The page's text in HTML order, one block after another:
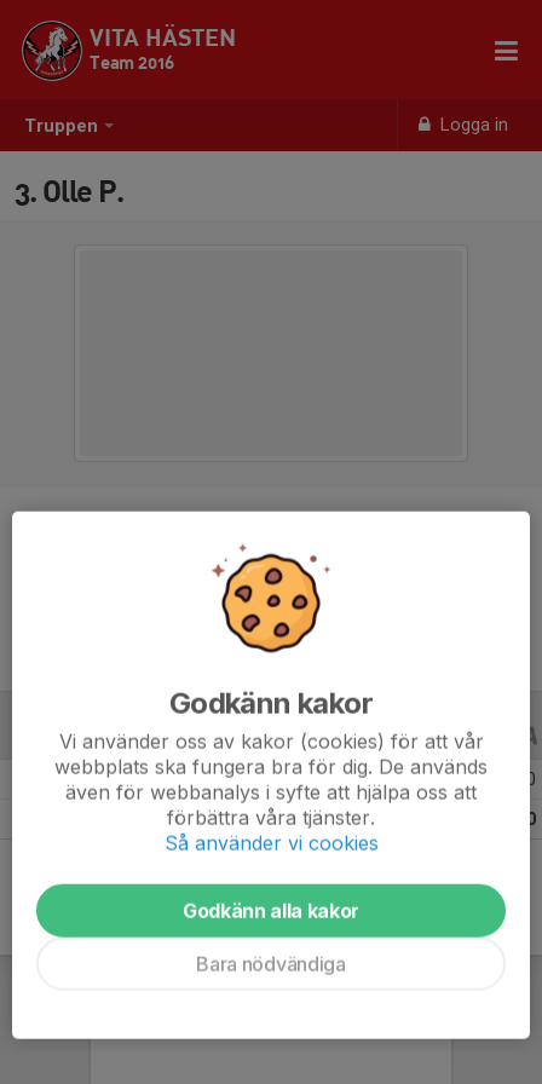
Truppen Logga in
VITA HÄSTEN
Team 2016
3. Olle P.
11 år
ALLA SERIER ALLA ÅR
Säsongen 25/26 12 0 0
0
Godkänn kakor
Vi använder oss av kakor (cookies) för att vår
webbplats ska fungera bra för dig. De används
även för webbanalys i syfte att hjälpa oss att
förbättra våra tjänster.
Så använder vi cookies
Godkänn alla kakor
Bara nödvändiga